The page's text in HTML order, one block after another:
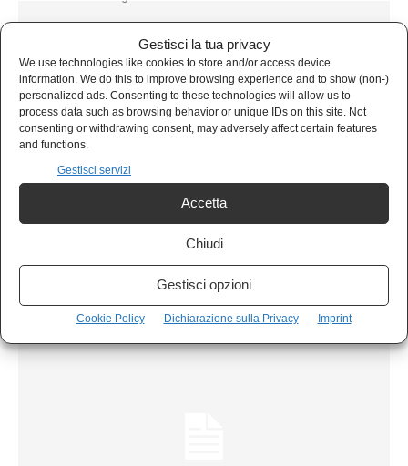
Gestisci la tua privacy
We use technologies like cookies to store and/or access device
information. We do this to improve browsing experience and to show (non-)
personalized ads. Consenting to these technologies will allow us to
process data such as browsing behavior or unique IDs on this site. Not
consenting or withdrawing consent, may adversely affect certain features
and functions.
Gestisci servizi
Accetta
Chiudi
Gestisci opzioni
Cookie Policy Dichiarazione sulla Privacy Imprint
Il Colonnello Lobanovsky: Barcellona-Napoli, il
Enrico Zerbo - 9 Agosto 2020